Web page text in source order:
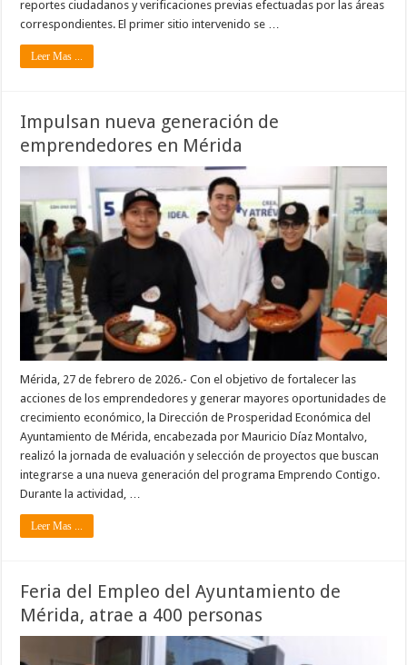
reportes ciudadanos y verificaciones previas efectuadas por las áreas
correspondientes. El primer sitio intervenido se …
Leer Mas ...
Impulsan nueva generación de
emprendedores en Mérida
Mérida, 27 de febrero de 2026.- Con el objetivo de fortalecer las
acciones de los emprendedores y generar mayores oportunidades de
crecimiento económico, la Dirección de Prosperidad Económica del
Ayuntamiento de Mérida, encabezada por Mauricio Díaz Montalvo,
realizó la jornada de evaluación y selección de proyectos que buscan
integrarse a una nueva generación del programa Emprendo Contigo.
Durante la actividad, …
Leer Mas ...
Feria del Empleo del Ayuntamiento de
Mérida, atrae a 400 personas